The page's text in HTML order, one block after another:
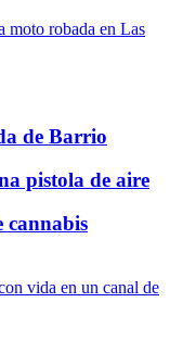
de Barrio
pistola de aire
cannabis